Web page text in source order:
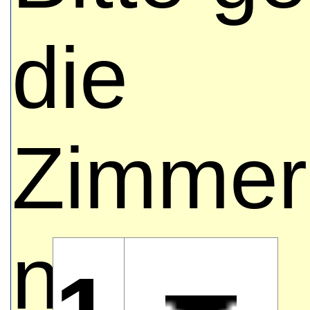
zu
die
nach